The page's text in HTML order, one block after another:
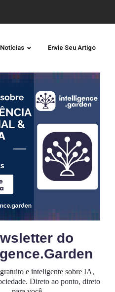
Notícias Envie Seu Artigo